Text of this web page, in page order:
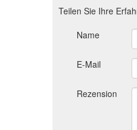
Teilen Sie Ihre
Name
E-Mail
Rezension